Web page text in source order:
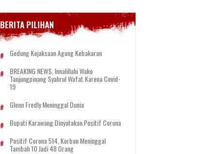
BERITA PILIHAN
Gedung Kejaksaan Agung Kebakaran
BREAKING NEWS, Innalillahi Wako
Tanjungpinang Syahrul Wafat Karena Covid-
19
Glenn Fredly Meninggal Dunia
Bupati Karawang Dinyatakan Positif Corona
Positif Corona 514, Korban Meninggal
Tambah 10 Jadi 48 Orang